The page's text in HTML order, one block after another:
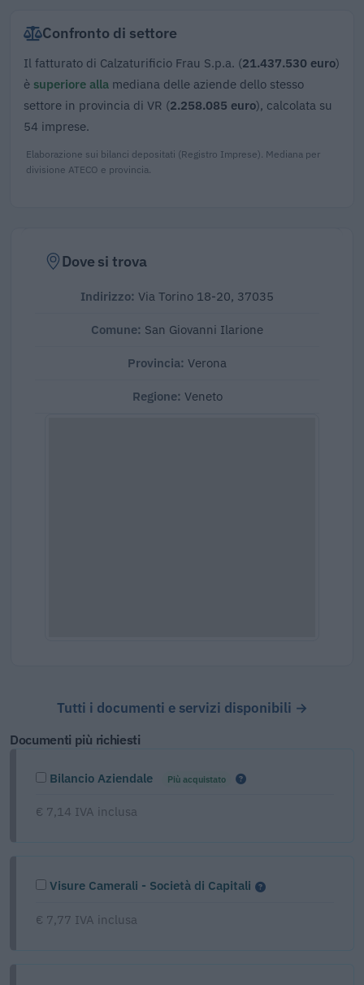
Confronto di settore
Il fatturato di Calzaturificio Frau S.p.a. (21.437.530 euro)
è superiore alla mediana delle aziende dello stesso
settore in provincia di VR (2.258.085 euro), calcolata su
54 imprese.
Elaborazione sui bilanci depositati (Registro Imprese). Mediana per
divisione ATECO e provincia.
Dove si trova
Indirizzo: Via Torino 18-20, 37035
Comune: San Giovanni Ilarione
Provincia: Verona
Regione: Veneto
Tutti i documenti e servizi disponibili →
Documenti più richiesti
Bilancio Aziendale Più acquistato
€ 7,14 IVA inclusa
Visure Camerali - Società di Capitali
€ 7,77 IVA inclusa